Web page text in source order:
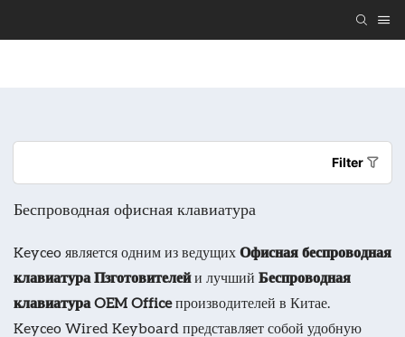
Filter
Беспроводная офисная клавиатура
Keyceo является одним из ведущих Офисная беспроводная
клавиатура Пзготовителейи лучший Беспроводная
клавиатура OEM Officeпроизводителей в Китае.
Keyceo Wired Keyboard представляет собой удобную